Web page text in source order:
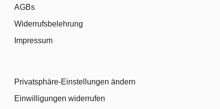
AGBs
Widerrufsbelehrung
Impressum
Privatsphäre-Einstellungen ändern
Einwilligungen widerrufen